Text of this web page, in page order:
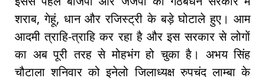
शराब, गेहूं, धान और रजिस्ट्री के बड़े घोटाले हुए। आम
आदमी त्राहि-त्राहि कर रहा है और इस सरकार से लोगों
का अब पूरी तरह से मोहभंग हो चुका है। अभय सिंह
चौटाला शनिवार को इनेलो जिलाध्यक्ष रुपचंद लाम्बा के